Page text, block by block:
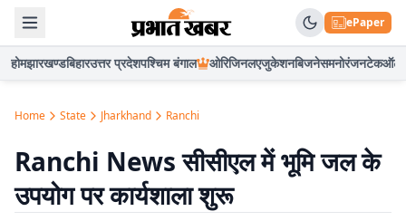
ePaper
होमझारखण्डबिहारउत्तर प्रदेशपश्चिम बंगाल ओरिजिनलएजुकेशनबिजनेसमनोरंजनटेकऑटो
Home State Jharkhand Ranchi
Ranchi News सीसीएल में भूमि जल के
उपयोग पर कार्यशाला शुरू